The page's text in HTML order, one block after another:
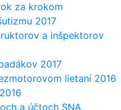
za krokom
2017
a inšpektorov
2017
lietaní 2016
a účtoch SNA